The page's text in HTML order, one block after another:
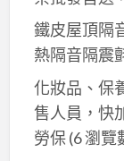
鐵皮屋頂隔
熱隔音隔震
化妝品、保
售人員，快
勞保(6 瀏覽